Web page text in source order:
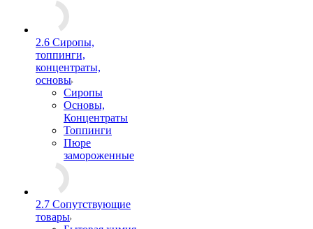
2.6 Сиропы,
топпинги,
концентраты,
основы
Сиропы
Основы,
Концентраты
Топпинги
Пюре
замороженные
2.7 Сопутствующие
товары